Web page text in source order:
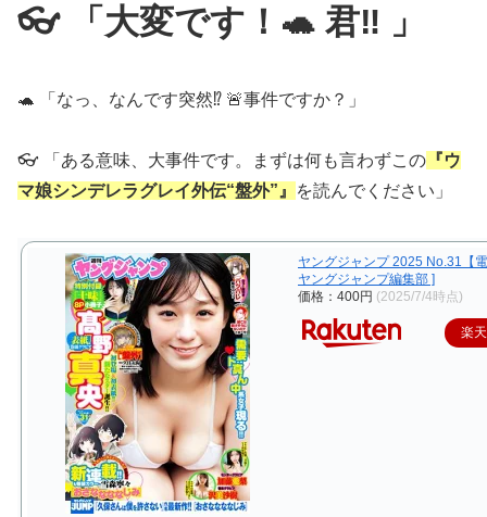
👓 「大変です！🐢 君‼ 」
🐢 「なっ、なんです突然⁉ 🚨事件ですか？」
👓 「ある意味、大事件です。まずは何も言わずこの 『ウ
マ娘シンデレラグレイ外伝“盤外”』
を読んでください」
ヤングジャンプ 2025 No.31【
ヤングジャンプ編集部 ]
価格：400円 (2025/7/4時点)
楽